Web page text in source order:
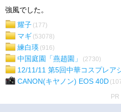
強風でした。
耀子 (177)
マギ (53078)
練白瑛 (916)
中国庭園「燕趙園」 (2730)
12/11/11 第5回中華コスプレア
CANON(キヤノン) EOS 40D
PR